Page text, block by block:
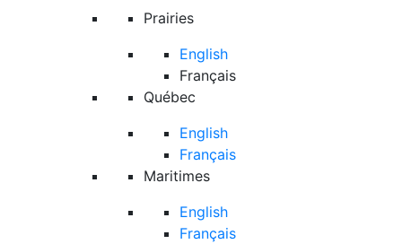
Prairies
English
Français
Québec
English
Français
Maritimes
English
Français